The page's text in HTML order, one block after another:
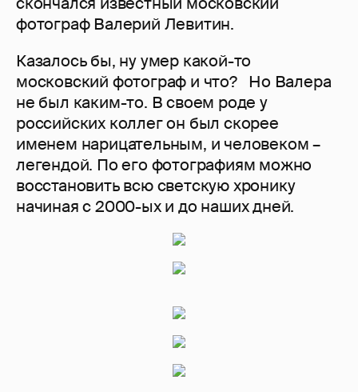
фотограф Валерий Левитин.
Казалось бы, ну умер какой-то
московский фотограф и что? Но Валера
не был каким-то. В своем роде у
российских коллег он был скорее
именем нарицательным, и человеком –
легендой. По его фотографиям можно
восстановить всю светскую хронику
начиная с 2000-ых и до наших дней.